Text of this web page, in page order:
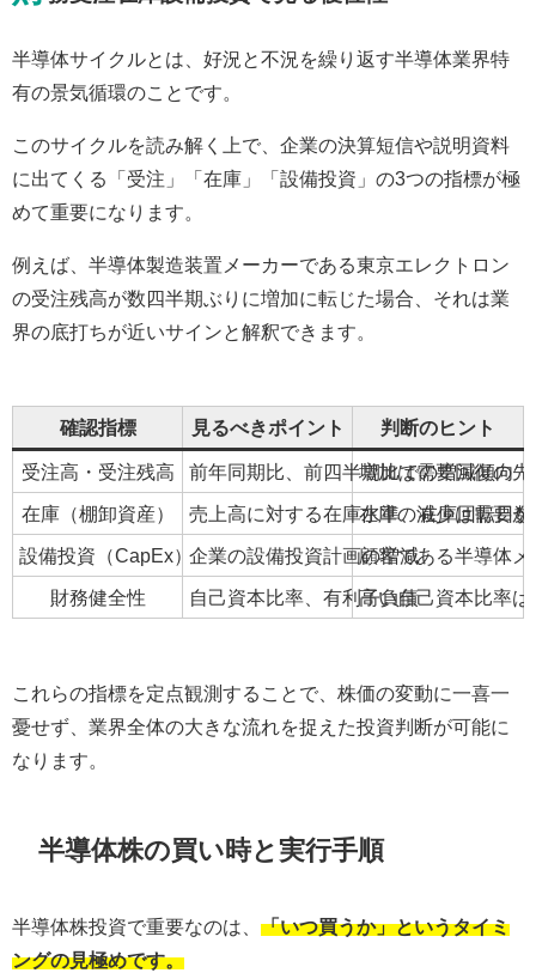
半導体サイクルとは、好況と不況を繰り返す半導体業界特
有の景気循環のことです。
このサイクルを読み解く上で、企業の決算短信や説明資料
に出てくる「受注」「在庫」「設備投資」の3つの指標が極
めて重要になります。
例えば、半導体製造装置メーカーである東京エレクトロン
の受注残高が数四半期ぶりに増加に転じた場合、それは業
界の底打ちが近いサインと解釈できます。
確認指標 見るべきポイント 判断のヒント
受注高・受注残高 前年同期比、前四半期比での増減傾向
増加は需要回復の
在庫（棚卸資産） 売上高に対する在庫水準、在庫回転日数
在庫の減少は需要
設備投資（CapEx）企業の設備投資計画の増減顧客である半導体
財務健全性 自己資本比率、有利子負債高い自己資本比率
これらの指標を定点観測することで、株価の変動に一喜一
憂せず、業界全体の大きな流れを捉えた投資判断が可能に
なります。
半導体株の買い時と実行手順
半導体株投資で重要なのは、 「いつ買うか」というタイミ
ングの見極めです。